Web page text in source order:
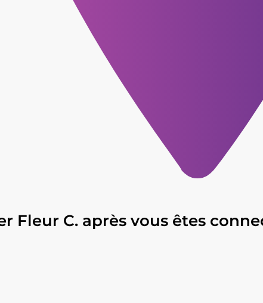
Fleur C. après vous êtes